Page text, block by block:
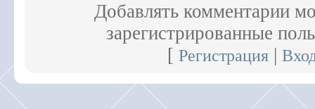
Добавлять комментарии
зарегистрированные
[Регистрация |